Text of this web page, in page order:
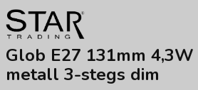
Glob E27 131mm
metall 3-stegs dim